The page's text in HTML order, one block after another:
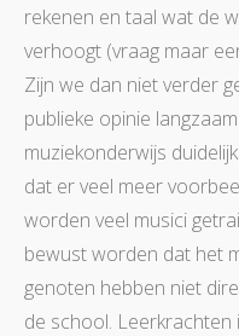
rekenen en taal wat de
verhoogt (vraag maar
Zijn we dan niet verder
publieke opinie
muziekonderwijs
dat er veel meer
worden veel musici
bewust worden dat het
genoten hebben niet
de school.